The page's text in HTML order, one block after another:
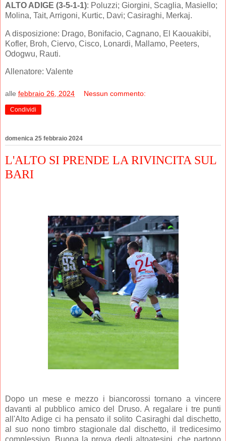
ALTO ADIGE (3-5-1-1): Poluzzi; Giorgini, Scaglia, Masiello;
Molina, Tait, Arrigoni, Kurtic, Davi; Casiraghi, Merkaj.
A disposizione: Drago, Bonifacio, Cagnano, El Kaouakibi,
Kofler, Broh, Ciervo, Cisco, Lonardi, Mallamo, Peeters,
Odogwu, Rauti.
Allenatore: Valente
alle febbraio 26, 2024 Nessun commento:
Condividi
domenica 25 febbraio 2024
L'ALTO SI PRENDE LA RIVINCITA SUL
BARI
Dopo un mese e mezzo i biancorossi tornano a vincere
davanti al pubblico amico del Druso. A regalare i tre punti
all'Alto Adige ci ha pensato il solito Casiraghi dal dischetto,
al suo nono timbro stagionale dal dischetto, il tredicesimo
complessivo. Buona la prova degli altoatesini, che partono